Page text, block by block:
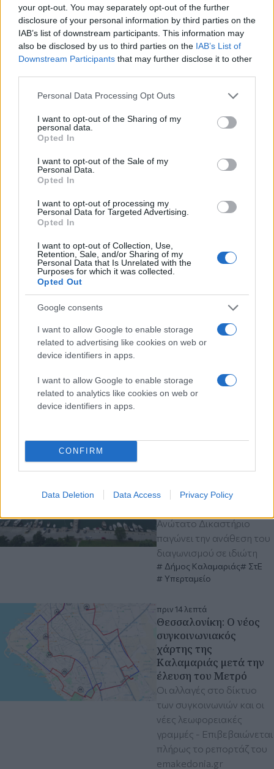
your opt-out. You may separately opt-out of the further
disclosure of your personal information by third parties on the
IAB’s list of downstream participants. This information may
also be disclosed by us to third parties on the IAB’s List of
Downstream Participants that may further disclose it to other
Please note that this website/app uses one or more Google
not limited to your visit or usage behaviour. You may click to
grant or deny consent to Google and its third-party tags to
use your data for below specified purposes in below Google
consent section.
Personal Data Processing Opt Outs
I want to opt-out of the Sharing of my
personal data.
Opted In
I want to opt-out of the Sale of my
Personal Data.
Opted In
I want to opt-out of processing my
Personal Data for Targeted Advertising.
Opted In
I want to opt-out of Collection, Use,
Retention, Sale, and/or Sharing of my
Personal Data that Is Unrelated with the
Purposes for which it was collected.
Opted Out
Google consents
I want to allow Google to enable storage
related to advertising like cookies on web or
device identifiers in apps.
I want to allow Google to enable storage
related to analytics like cookies on web or
device identifiers in apps.
CONFIRM
Data Deletion Data Access Privacy Policy
Μαρίνα Αρετσούς: Το
Υπερταμείο
Ανώτατο Δικαστήριο
παγώνει την ανάθεση του
διαγωνισμού σε ιδιώτη
Δήμος Καλαμαριάς
ΣτΕ
Υπερταμείο
πριν 14 λεπτά
Θεσσαλονίκη: O νέος
συγκοινωνιακός
χάρτης της
Καλαμαριάς μετά την
έλευση του Μετρό
Οι αλλαγές στο δίκτυο
των συγκοινωνιών και οι
νέες λεωφορειακές
γραμμές - Επιβεβαιώνεται
πλήρως το ρεπορτάζ του
emakedonia.gr